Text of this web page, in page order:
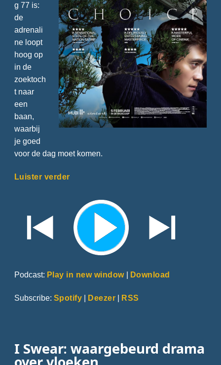
g 77 is:
de
adrenali
ne loopt
hoog op
in de
zoektoch
t naar
een
baan,
waarbij
je goed
voor de dag moet komen.
Luister verder
Podcast: Play in new window| Download
Subscribe: Spotify | Deezer | RSS
I Swear: waargebeurd drama